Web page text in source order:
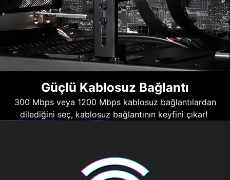
Güçlü Kablosuz Bağlantı
300 Mbps veya 1200 Mbps kablosuz bağlantılardan
dilediğini seç, kablosuz bağlantının keyfini çıkar!